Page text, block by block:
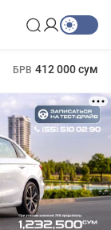
БРВ 412 000 сум